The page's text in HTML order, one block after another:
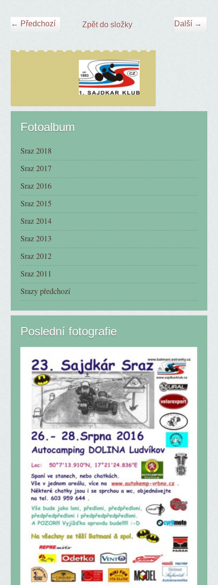
← Předchozí Další →
Zpět do složky
Fotoalbum
Sraz 2018
Sraz 2017
Sraz 2016
Sraz 2015
Sraz 2014
Sraz 2013
Sraz 2012
Sraz 2011
Srazy předchozí
Poslední fotografie